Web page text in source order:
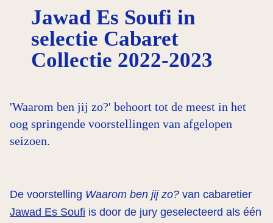
Jawad Es Soufi in
selectie Cabaret
Collectie 2022-2023
'Waarom ben jij zo?' behoort tot de meest in het
oog springende voorstellingen van afgelopen
seizoen.
De voorstelling Waarom ben jij zo? van cabaretier
Jawad Es Soufi is door de jury geselecteerd als één